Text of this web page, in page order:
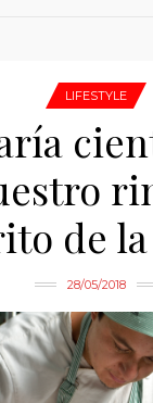
LIFESTYLE
de
28/05/2018